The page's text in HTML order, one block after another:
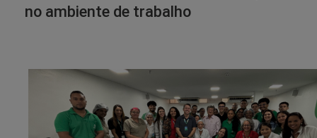
no ambiente de trabalho